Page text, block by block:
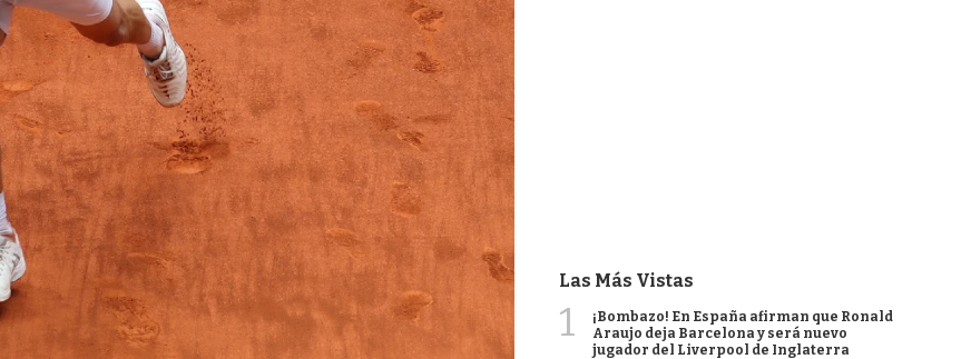
Las Más Vistas
1
¡Bombazo! En España afirman que Ronald
Araujo deja Barcelona y será nuevo
jugador del Liverpool de Inglaterra